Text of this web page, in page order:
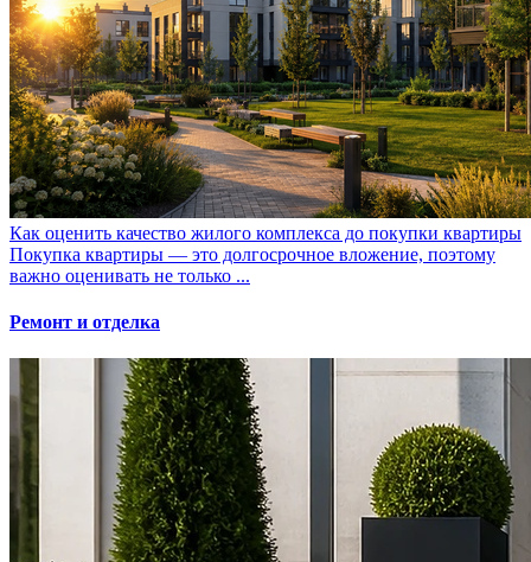
Как оценить качество жилого комплекса до покупки квартиры
Покупка квартиры — это долгосрочное вложение, поэтому
важно оценивать не только ...
Ремонт и отделка